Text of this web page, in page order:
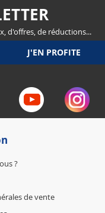
d'offres, de réductions...
?
de vente